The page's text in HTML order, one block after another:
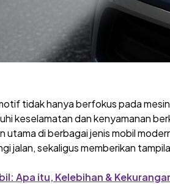
tidak hanya berfokus pada
keselamatan dan kenyamanan
utama di berbagai jenis mobil
jalan, sekaligus memberikan
Apa itu, Kelebihan &